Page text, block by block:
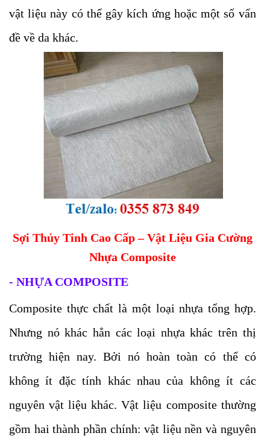
vật liệu này có thể gây kích ứng hoặc một số vấn
đề về da khác.
Sợi Thủy Tinh Cao Cấp – Vật Liệu Gia Cường
Nhựa Composite
- NHỰA COMPOSITE
Composite thực chất là một loại nhựa tổng hợp.
Nhưng nó khác hẳn các loại nhựa khác trên thị
trường hiện nay. Bởi nó hoàn toàn có thể có
không ít đặc tính khác nhau của không ít các
nguyên vật liệu khác. Vật liệu composite thường
gồm hai thành phần chính: vật liệu nền và nguyên